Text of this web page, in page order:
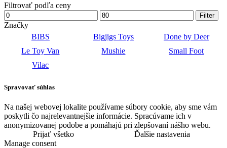
Filtrovať podľa ceny
Minimálna
cena
Maximálna
cena
Filter
Značky
BIBS
Bigjigs Toys
Done by Deer
Le Toy Van
Mushie
Small Foot
Vilac
Spravovať súhlas
Na našej webovej lokalite používame súbory cookie, aby sme vám
poskytli čo najrelevantnejšie informácie. Spracúvame ich v
anonymizovanej podobe a pomáhajú pri zlepšovaní nášho webu.
Prijať všetko
Ďalšie nastavenia
Manage consent